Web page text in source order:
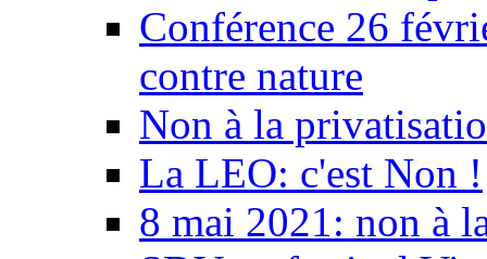
Conférence 26
contre nature
Non à la
La LEO: c'est Non !
8 mai 2021: non à